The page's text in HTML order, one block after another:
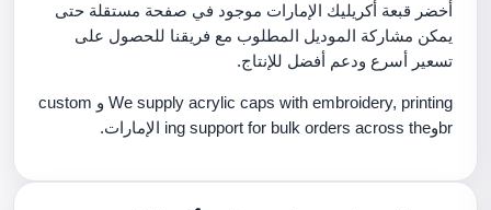
أخضر قبعة أكريليك الإمارات موجود في صفحة مستقلة حتى
يمكن مشاركة الموديل المطلوب مع فريقنا للحصول على
تسعير أسرع ودعم أفضل للإنتاج.
We supply acrylic caps with embroidery, printing و custom
brوing support for bulk orders across the الإمارات.